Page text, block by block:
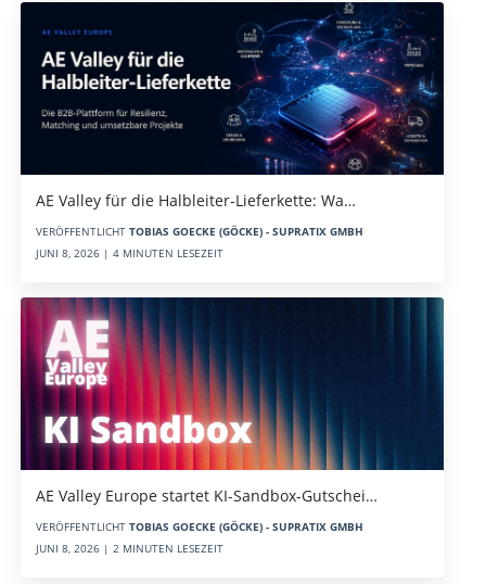
AE Valley für die Halbleiter-Lieferkette: Wa…
VERÖFFENTLICHT TOBIAS GOECKE (GÖCKE) - SUPRATIX GMBH
JUNI 8, 2026 | 4 MINUTEN LESEZEIT
AE Valley Europe startet KI-Sandbox-Gutschei…
VERÖFFENTLICHT TOBIAS GOECKE (GÖCKE) - SUPRATIX GMBH
JUNI 8, 2026 | 2 MINUTEN LESEZEIT